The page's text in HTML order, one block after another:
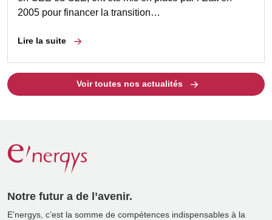
2005 pour financer la transition…
Lire la suite
Voir toutes nos actualités
Notre futur a de l’avenir.
E’nergys, c’est la somme de compétences indispensables à la